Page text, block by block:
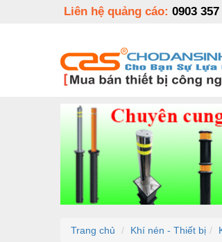
Liên hệ quảng cáo: 0903 357
Trang chủ Khí nén - Thiết bị